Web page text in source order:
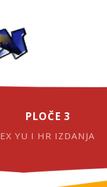
PLOČE 3
EX YU I HR IZDANJA